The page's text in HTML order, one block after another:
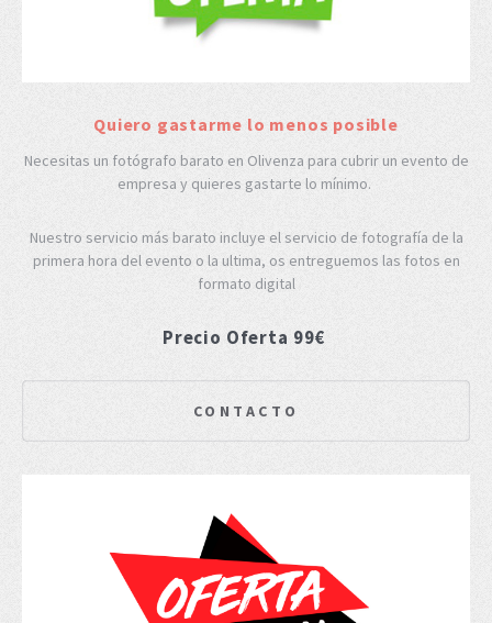
Quiero gastarme lo menos posible
Necesitas un fotógrafo barato en Olivenza para cubrir un evento de
empresa y quieres gastarte lo mínimo.
Nuestro servicio más barato incluye el servicio de fotografía de la
primera hora del evento o la ultima, os entreguemos las fotos en
formato digital
Precio Oferta 99€
CONTACTO